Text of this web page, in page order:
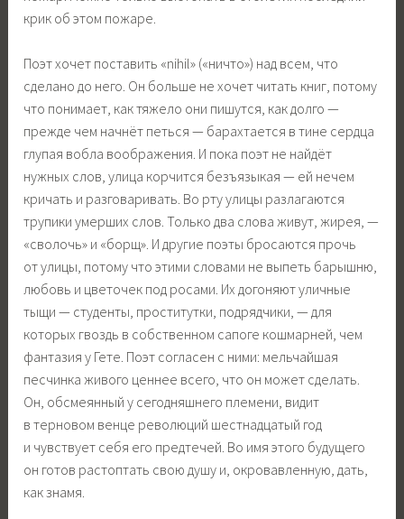
крик об этом пожаре.
Поэт хочет поставить «nihil» («ничто») над всем, что
сделано до него. Он больше не хочет читать книг, потому
что понимает, как тяжело они пишутся, как долго —
прежде чем начнёт петься — барахтается в тине сердца
глупая вобла воображения. И пока поэт не найдёт
нужных слов, улица корчится безъязыкая — ей нечем
кричать и разговаривать. Во рту улицы разлагаются
трупики умерших слов. Только два слова живут, жирея, —
«сволочь» и «борщ». И другие поэты бросаются прочь
от улицы, потому что этими словами не выпеть барышню,
любовь и цветочек под росами. Их догоняют уличные
тыщи — студенты, проститутки, подрядчики, — для
которых гвоздь в собственном сапоге кошмарней, чем
фантазия у Гете. Поэт согласен с ними: мельчайшая
песчинка живого ценнее всего, что он может сделать.
Он, обсмеянный у сегодняшнего племени, видит
в терновом венце революций шестнадцатый год
и чувствует себя его предтечей. Во имя этого будущего
он готов растоптать свою душу и, окровавленную, дать,
как знамя.